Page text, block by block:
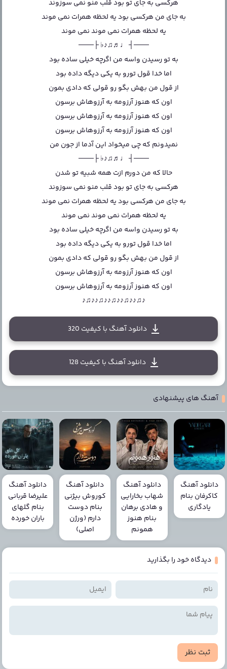
هرکسی به جای تو بود قلب منو نمی سوزوند
به جای من هرکسی بود یه لحظه همرات نمی موند
یه لحظه همرات نمی موند نمی موند
───┤ ♩♬♫♪♭ ├───
به تو رسیدن واسه من اگرچه خیلی ساده بود
اما خدا قول تورو به یکی دیگه داده بود
از قول من بهش بگو رو قولی که دادی بمون
اون که هنوز آرزومه به آرزوهاش برسون
اون که هنوز آرزومه به آرزوهاش برسون
اون که هنوز آرزومه به آرزوهاش برسون
نمیدونم که چی میخواد این آدما از جون من
───┤ ♩♬♫♪♭ ├───
حالا که من دورم ازت همه شبیه تو شدن
هرکسی به جای تو بود قلب منو نمی سوزوند
به جای من هرکسی بود یه لحظه همرات نمی موند
یه لحظه همرات نمی موند نمی موند
به تو رسیدن واسه من اگرچه خیلی ساده بود
اما خدا قول تورو به یکی دیگه داده بود
از قول من بهش بگو رو قولی که دادی بمون
اون که هنوز آرزومه به آرزوهاش برسون
اون که هنوز آرزومه به آرزوهاش برسون
♪♫♪♪♫♪♪♫♪♪♫♪♪♫♪
دانلود آهنگ با کیفیت 320
دانلود آهنگ با کیفیت 128
آهنگ های پیشنهادی
دانلود آهنگ
کاکرفان بنام
یادگاری
دانلود آهنگ
شهاب بخارایی
و هادی برهان
بنام هنوز
همونم
دانلود آهنگ
کوروش بیژنی
بنام دوست
دارم (ورژن
اصلی)
دانلود آهنگ
علیرضا قربانی
بنام گلهای
باران خورده
دیدگاه خود را بگذارید
ثبت نظر